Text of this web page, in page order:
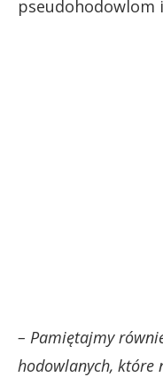
pseudohodowlom
– Pamiętajmy
hodowlanych, które